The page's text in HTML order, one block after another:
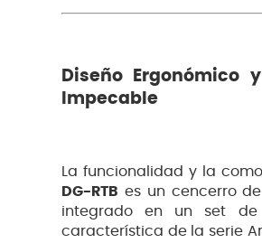
Diseño Ergonómico
Impecable
La funcionalidad y la
DG-RTB es un cencerro
integrado en un set de
característica de la serie